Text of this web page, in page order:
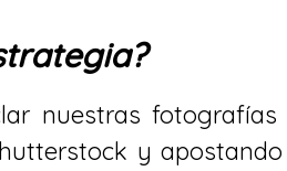
nuestras
y